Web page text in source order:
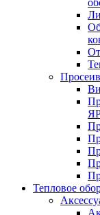
Тепловое